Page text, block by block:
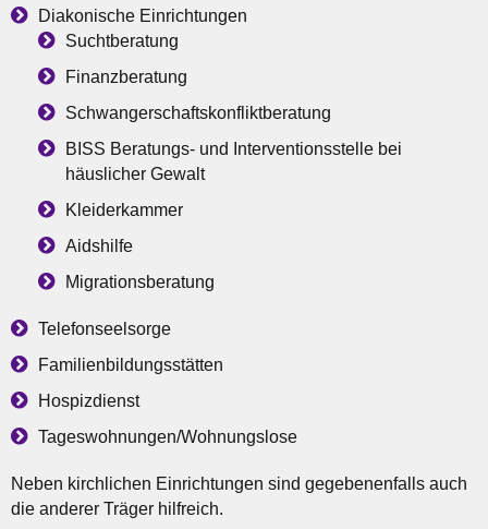
Diakonische Einrichtungen
Suchtberatung
Finanzberatung
Schwangerschaftskonfliktberatung
BISS Beratungs- und Interventionsstelle bei
häuslicher Gewalt
Kleiderkammer
Aidshilfe
Migrationsberatung
Telefonseelsorge
Familienbildungsstätten
Hospizdienst
Tageswohnungen/Wohnungslose
Neben kirchlichen Einrichtungen sind gegebenenfalls auch
die anderer Träger hilfreich.